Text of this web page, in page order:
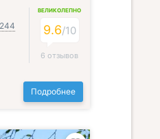
ВЕЛИКОЛЕПНО
9.6/10
6 отзывов
Подробнее